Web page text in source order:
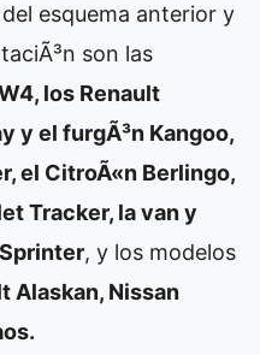
esquema anterior y
son las
los Renault
y el furgÃ³n Kangoo,
el CitroÃ«n Berlingo,
Tracker, la van y
, y los modelos
Alaskan, Nissan